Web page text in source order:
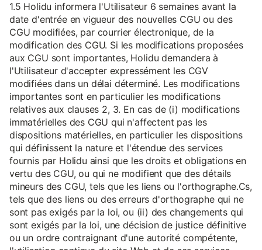
1.5 Holidu informera l'Utilisateur 6 semaines avant la
date d'entrée en vigueur des nouvelles CGU ou des
CGU modifiées, par courrier électronique, de la
modification des CGU. Si les modifications proposées
aux CGU sont importantes, Holidu demandera à
l'Utilisateur d'accepter expressément les CGV
modifiées dans un délai déterminé. Les modifications
importantes sont en particulier les modifications
relatives aux clauses 2, 3. En cas de (i) modifications
immatérielles des CGU qui n'affectent pas les
dispositions matérielles, en particulier les dispositions
qui définissent la nature et l'étendue des services
fournis par Holidu ainsi que les droits et obligations en
vertu des CGU, ou qui ne modifient que des détails
mineurs des CGU, tels que les liens ou l'orthographe.Cs,
tels que des liens ou des erreurs d'orthographe qui ne
sont pas exigés par la loi, ou (ii) des changements qui
sont exigés par la loi, une décision de justice définitive
ou un ordre contraignant d'une autorité compétente,